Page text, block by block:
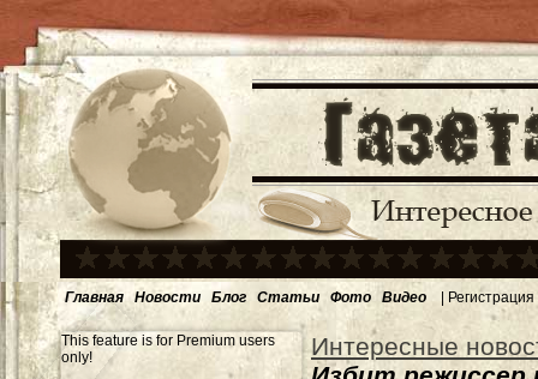
Главная Новости Блог Статьи Фото Видео | Регистрация
This feature is for Premium users
only!
Интересные